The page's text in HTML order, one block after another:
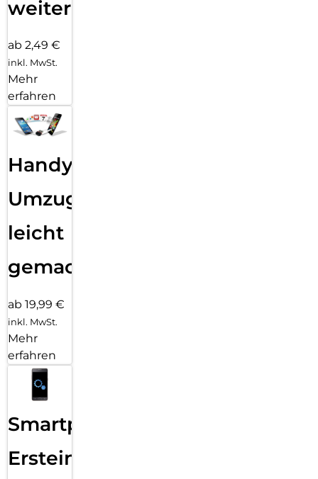
weiter
ab 2,49 €
inkl. MwSt.
Mehr
erfahren
Handy
Umzug
leicht
gemacht!
ab 19,99 €
inkl. MwSt.
Mehr
erfahren
Smartphone
Ersteinrichtung